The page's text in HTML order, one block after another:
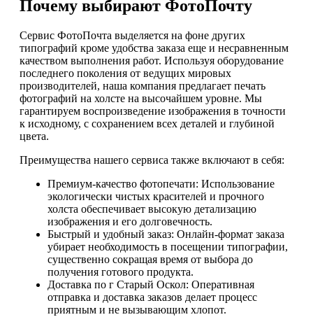
Почему выбирают ФотоПочту
Сервис ФотоПочта выделяется на фоне других
типографий кроме удобства заказа еще и несравненным
качеством выполнения работ. Используя оборудование
последнего поколения от ведущих мировых
производителей, наша компания предлагает печать
фотографий на холсте на высочайшем уровне. Мы
гарантируем воспроизведение изображения в точности
к исходному, с сохранением всех деталей и глубиной
цвета.
Преимущества нашего сервиса также включают в себя:
Премиум-качество фотопечати: Использование
экологически чистых красителей и прочного
холста обеспечивает высокую детализацию
изображения и его долговечность.
Быстрый и удобный заказ: Онлайн-формат заказа
убирает необходимость в посещении типографии,
существенно сокращая время от выбора до
получения готового продукта.
Доставка по г Старый Оскол: Оперативная
отправка и доставка заказов делает процесс
приятным и не вызывающим хлопот.